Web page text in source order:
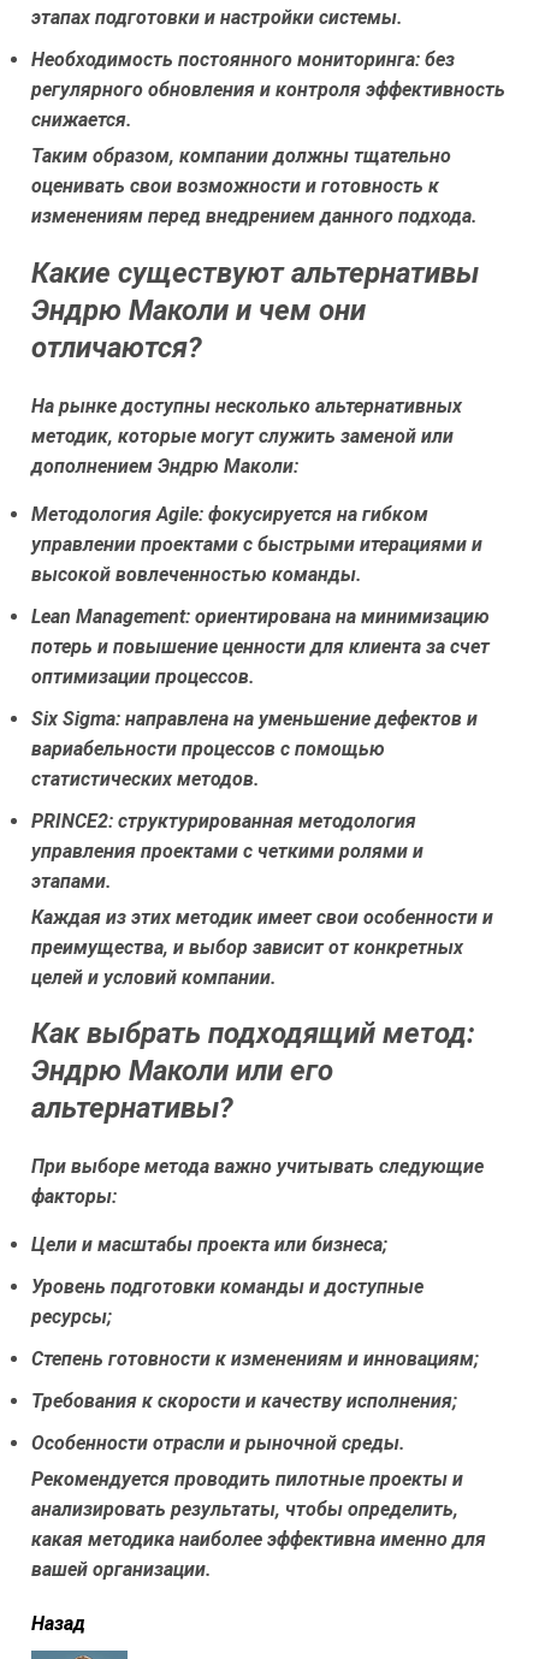
этапах подготовки и настройки системы.
Необходимость постоянного мониторинга: без
регулярного обновления и контроля эффективность
снижается.
Таким образом, компании должны тщательно
оценивать свои возможности и готовность к
изменениям перед внедрением данного подхода.
Какие существуют альтернативы
Эндрю Маколи и чем они
отличаются?
На рынке доступны несколько альтернативных
методик, которые могут служить заменой или
дополнением Эндрю Маколи:
Методология Agile: фокусируется на гибком
управлении проектами с быстрыми итерациями и
высокой вовлеченностью команды.
Lean Management: ориентирована на минимизацию
потерь и повышение ценности для клиента за счет
оптимизации процессов.
Six Sigma: направлена на уменьшение дефектов и
вариабельности процессов с помощью
статистических методов.
PRINCE2: структурированная методология
управления проектами с четкими ролями и
этапами.
Каждая из этих методик имеет свои особенности и
преимущества, и выбор зависит от конкретных
целей и условий компании.
Как выбрать подходящий метод:
Эндрю Маколи или его
альтернативы?
При выборе метода важно учитывать следующие
факторы:
Цели и масштабы проекта или бизнеса;
Уровень подготовки команды и доступные
ресурсы;
Степень готовности к изменениям и инновациям;
Требования к скорости и качеству исполнения;
Особенности отрасли и рыночной среды.
Рекомендуется проводить пилотные проекты и
анализировать результаты, чтобы определить,
какая методика наиболее эффективна именно для
вашей организации.
читать
Назад